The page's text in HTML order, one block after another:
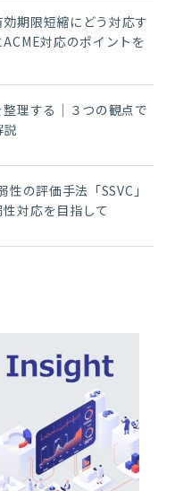
期限短縮にどう対応す
対応のポイントを
理する｜３つの観点で
説
性の評価手法「SSVC」
対応を目指して